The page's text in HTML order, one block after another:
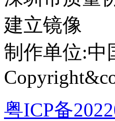
建立镜像
制作单位:中
粤ICP备